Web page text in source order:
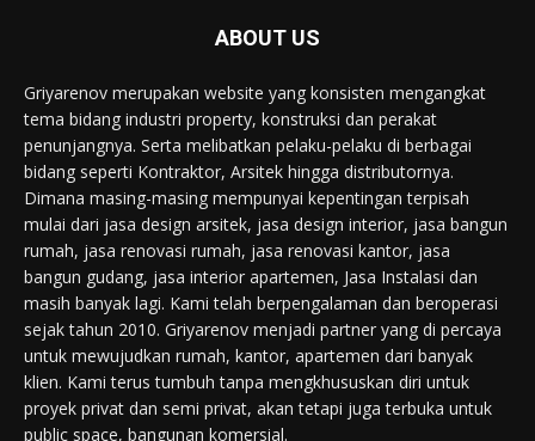
ABOUT US
Griyarenov merupakan website yang konsisten mengangkat
tema bidang industri property, konstruksi dan perakat
penunjangnya. Serta melibatkan pelaku-pelaku di berbagai
bidang seperti Kontraktor, Arsitek hingga distributornya.
Dimana masing-masing mempunyai kepentingan terpisah
mulai dari jasa design arsitek, jasa design interior, jasa bangun
rumah, jasa renovasi rumah, jasa renovasi kantor, jasa
bangun gudang, jasa interior apartemen, Jasa Instalasi dan
masih banyak lagi. Kami telah berpengalaman dan beroperasi
sejak tahun 2010. Griyarenov menjadi partner yang di percaya
untuk mewujudkan rumah, kantor, apartemen dari banyak
klien. Kami terus tumbuh tanpa mengkhususkan diri untuk
proyek privat dan semi privat, akan tetapi juga terbuka untuk
public space, bangunan komersial.